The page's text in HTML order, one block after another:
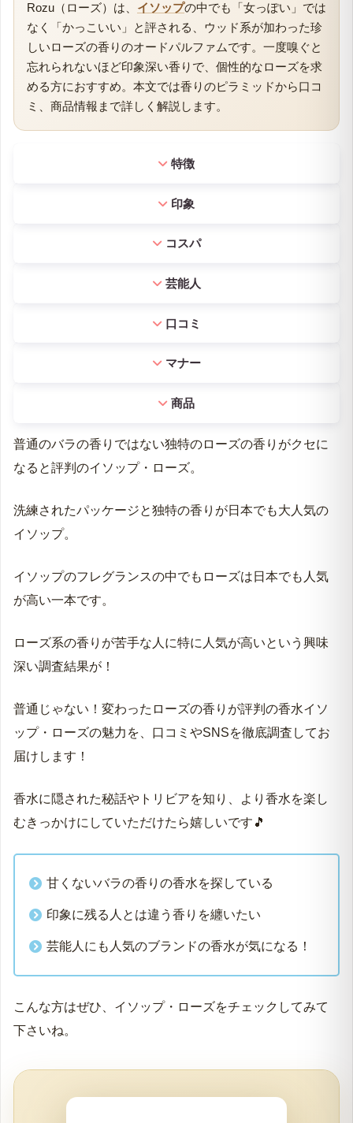
Rozu（ローズ）は、 イソップの中でも「女っぽい」では
なく「かっこいい」と評される、ウッド系が加わった珍
しいローズの香りのオードパルファムです。一度嗅ぐと
忘れられないほど印象深い香りで、個性的なローズを求
める方におすすめ。本文では香りのピラミッドから口コ
ミ、商品情報まで詳しく解説します。
印象
口コミ
商品
普通のバラの香りではない独特のローズの香りがクセに
なると評判のイソップ・ローズ。
洗練されたパッケージと独特の香りが日本でも大人気の
イソップ。
イソップのフレグランスの中でもローズは日本でも人気
が高い一本です。
ローズ系の香りが苦手な人に特に人気が高いという興味
深い調査結果が！
ップ・ローズの魅力を、口コミやSNSを徹底調査してお
届けします！
むきっかけにしていただけたら嬉しいです🎵
甘くないバラの香りの香水を探している
芸能人にも人気のブランドの香水が気になる！
こんな方はぜひ、イソップ・ローズをチェックしてみて
下さいね。